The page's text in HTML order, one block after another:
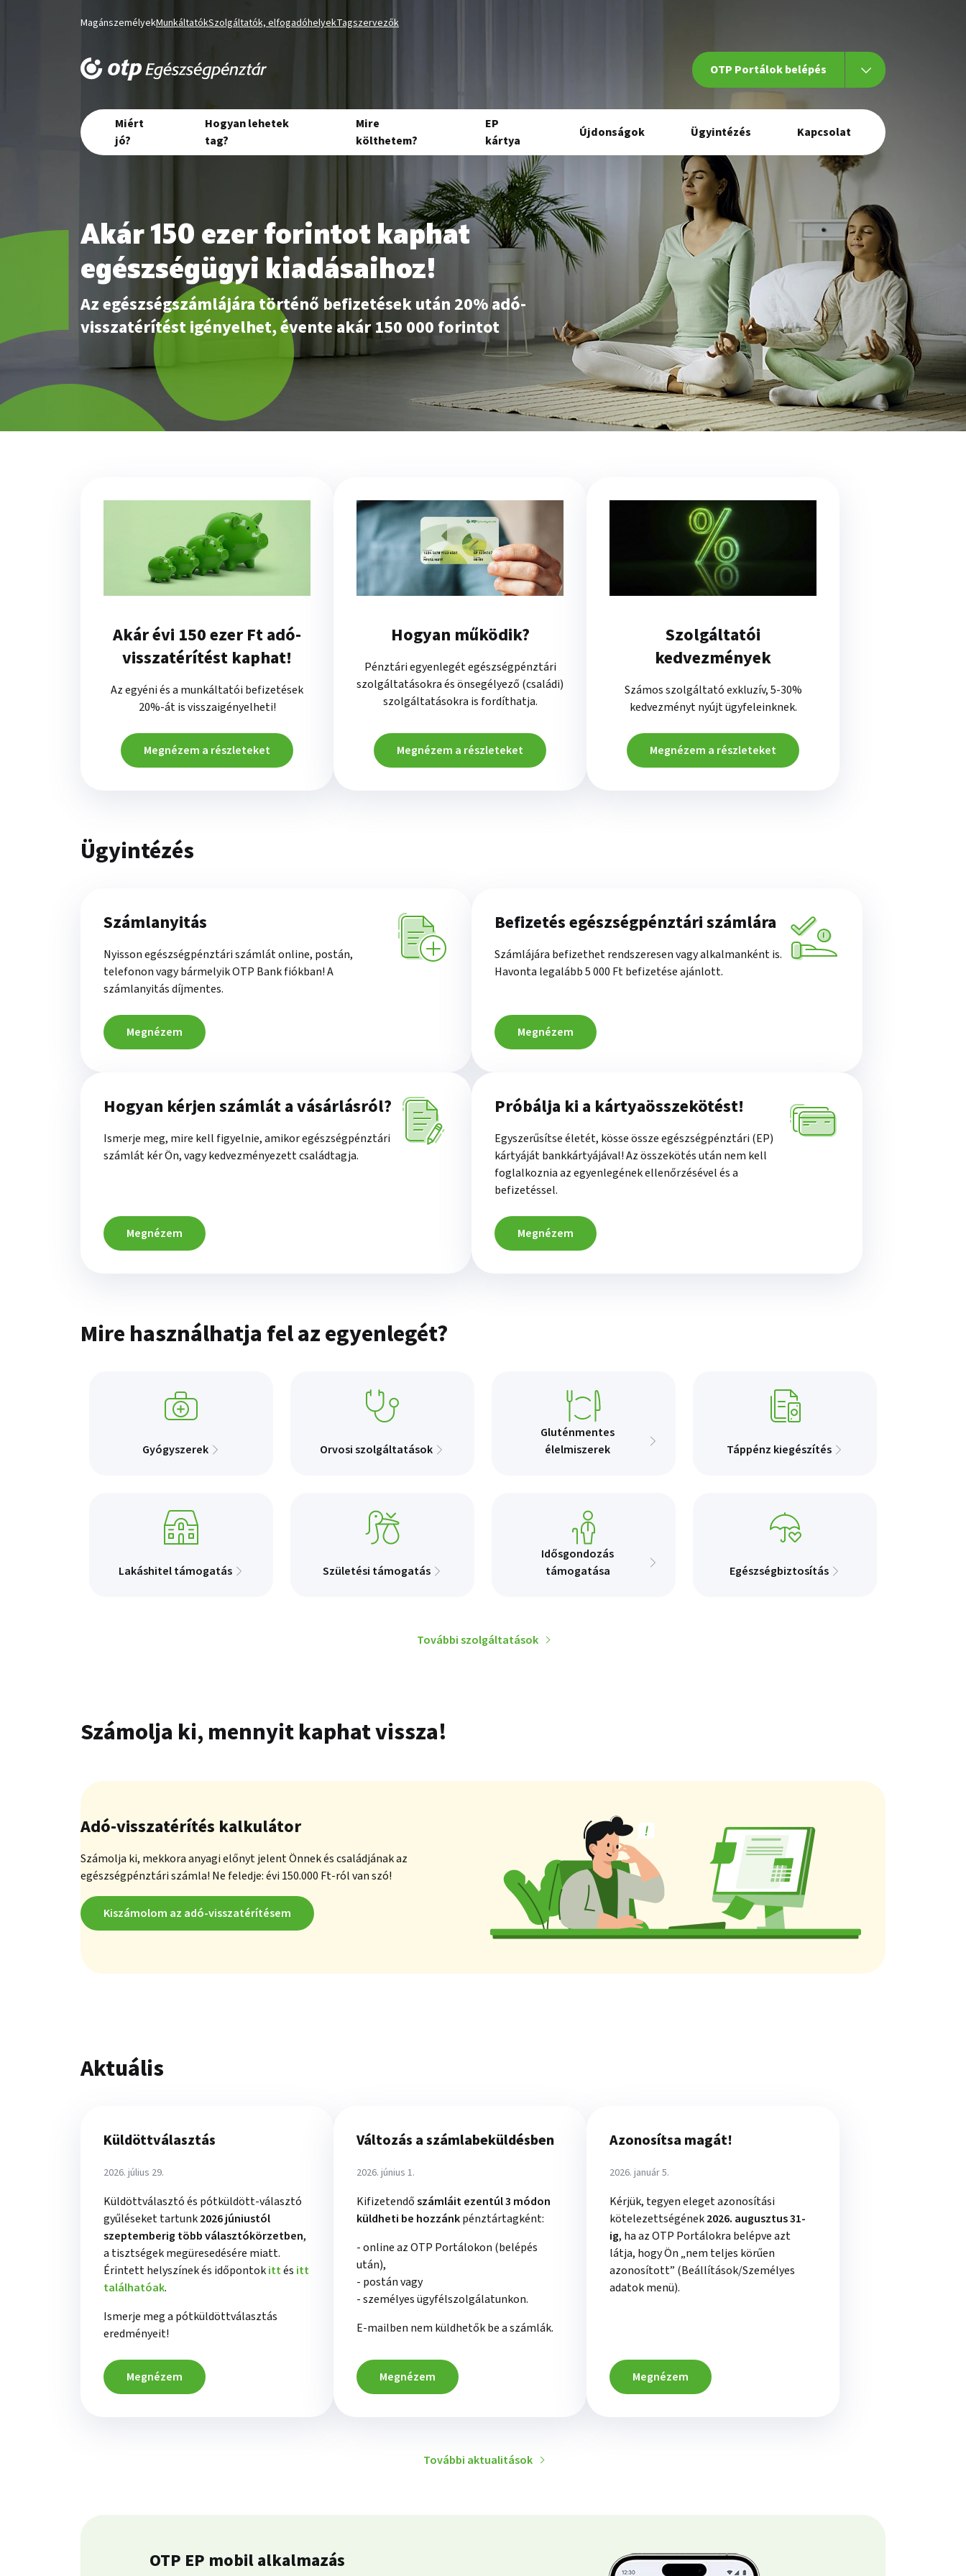
MagánszemélyekMunkáltatókSzolgáltatók, elfogadóhelyekTagszervezők
OTP Portálok belépés
Miért
jó?
Hogyan lehetek
tag?
Mire
költhetem?
EP
kártya
Újdonságok Ügyintézés Kapcsolat
Akár 150 ezer forintot kaphat
egészségügyi kiadásaihoz!
Az egészségszámlájára történő befizetések után 20% adó-
visszatérítést igényelhet, évente akár 150 000 forintot
Akár évi 150 ezer Ft adó-
visszatérítést kaphat!
Az egyéni és a munkáltatói befizetések
20%-át is visszaigényelheti!
Megnézem a részleteket
Hogyan működik?
Pénztári egyenlegét egészségpénztári
szolgáltatásokra és önsegélyező (családi)
szolgáltatásokra is fordíthatja.
Megnézem a részleteket
Szolgáltatói
kedvezmények
Számos szolgáltató exkluzív, 5-30%
kedvezményt nyújt ügyfeleinknek.
Megnézem a részleteket
Ügyintézés
Számlanyitás
Nyisson egészségpénztári számlát online, postán,
telefonon vagy bármelyik OTP Bank fiókban! A
számlanyitás díjmentes.
Megnézem
Befizetés egészségpénztári számlára
Számlájára befizethet rendszeresen vagy alkalmanként is.
Havonta legalább 5 000 Ft befizetése ajánlott.
Megnézem
Hogyan kérjen számlát a vásárlásról?
Ismerje meg, mire kell figyelnie, amikor egészségpénztári
számlát kér Ön, vagy kedvezményezett családtagja.
Megnézem
Próbálja ki a kártyaösszekötést!
Egyszerűsítse életét, kösse össze egészségpénztári (EP)
kártyáját bankkártyájával! Az összekötés után nem kell
foglalkoznia az egyenlegének ellenőrzésével és a
befizetéssel.
Megnézem
Mire használhatja fel az egyenlegét?
Gyógyszerek Orvosi szolgáltatások
Gluténmentes
élelmiszerek
Táppénz kiegészítés
Lakáshitel támogatás Születési támogatás
Idősgondozás
támogatása
Egészségbiztosítás
További szolgáltatások
Számolja ki, mennyit kaphat vissza!
Adó-visszatérítés kalkulátor
Számolja ki, mekkora anyagi előnyt jelent Önnek és családjának az
egészségpénztári számla! Ne feledje: évi 150.000 Ft-ról van szó!
Kiszámolom az adó-visszatérítésem
Aktuális
Küldöttválasztás
2026. július 29.
Küldöttválasztó és pótküldött-választó
gyűléseket tartunk2026 júniustól
szeptemberig több választókörzetben,
a tisztségek megüresedésére miatt.
Érintett helyszínek és időpontokittés itt
találhatóak.
Ismerje meg a pótküldöttválasztás
eredményeit!
Megnézem
Változás a számlabeküldésben
2026. június 1.
Kifizetendőszámláit ezentúl 3 módon
küldheti be hozzánkpénztártagként:
- online az OTP Portálokon (belépés
után),
- postán vagy
- személyes ügyfélszolgálatunkon.
E-mailben nem küldhetők be a számlák.
Megnézem
Azonosítsa magát!
2026. január 5.
Kérjük, tegyen eleget azonosítási
kötelezettségének2026. augusztus 31-
ig, ha az OTP Portálokra belépve azt
látja, hogy Ön „nem teljes körűen
azonosított” (Beállítások/Személyes
adatok menü).
Megnézem
További aktualitások
OTP EP mobil alkalmazás